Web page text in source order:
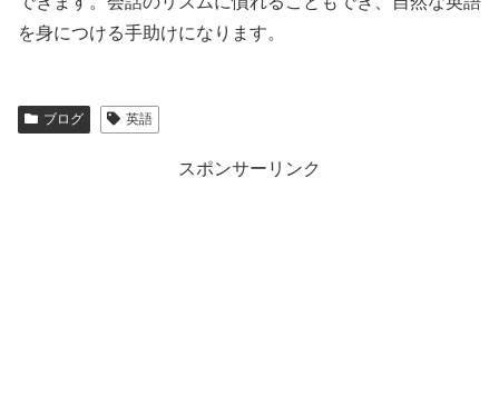
を身につける手助けになります。
ブログ 英語
スポンサーリンク